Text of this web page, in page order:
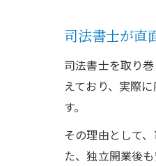
司法書士が直
司法書士を取り
えており、実際
す。
その理由として
た、独立開業後